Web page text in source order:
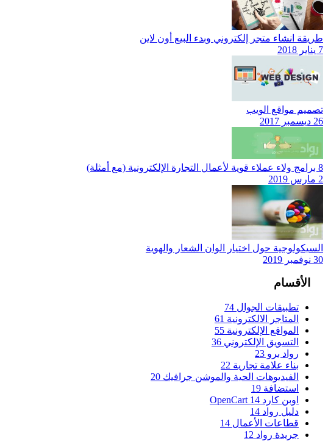
طريقة انشاء متجر إلكتروني وبدء البيع أون لاين
7 يناير 2018
تصميم مواقع الويب
26 ديسمبر 2017
8 برامج ولاء عملاء قوية لأعمال التجارة الإلكترونية (مع أمثلة)
2 مارس 2019
السيكولوجية حول اختيار الوان الشعار والهوية
30 نوفمبر 2019
الأقسام
تطبيقات الجوال 74
المتاجر الالكترونية 61
المواقع الإلكترونية 55
التسويق الإلكتروني 36
رواد برو 23
بناء علامة تجارية 22
الفيديوهات الحية والموشن جرافيك 20
استضافة 19
اوبن كارد OpenCart 14
دليل رواد 14
قطاعات الأعمال 14
جريدة رواد 12